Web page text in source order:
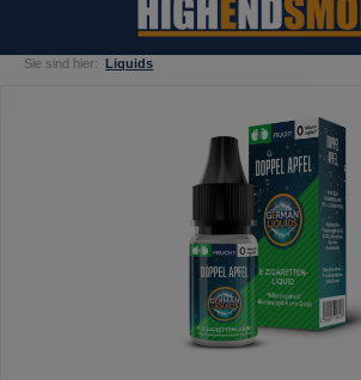
Sie sind hier: Liquids